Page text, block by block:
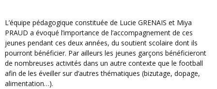
L’équipe pédagogique constituée de Lucie GRENAIS et Miya
PRAUD a évoqué l’importance de l’accompagnement de ces
jeunes pendant ces deux années, du soutient scolaire dont ils
pourront bénéficier. Par ailleurs les jeunes garçons bénéficieront
de nombreuses activités dans un autre contexte que le football
afin de les éveiller sur d’autres thématiques (bizutage, dopage,
alimentation…).